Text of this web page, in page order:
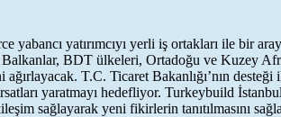
yabancı yatırımcıyı yerli iş ortakları ile bir
BDT ülkeleri, Ortadoğu ve Kuzey
T.C. Ticaret Bakanlığı’nın
yaratmayı hedefliyor. Turkeybuild
sağlayarak yeni fikirlerin tanıtılmasını